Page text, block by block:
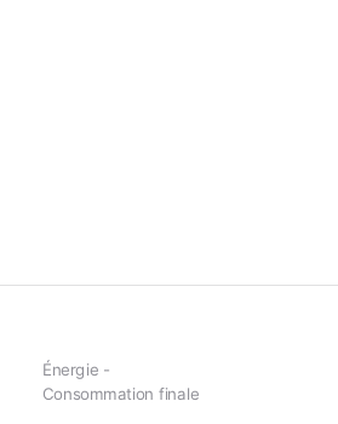
Énergie -
Consommation finale